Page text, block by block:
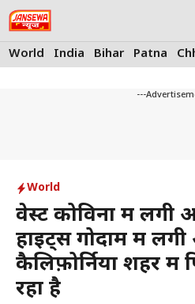
Skip
to
content
World India Bihar Patna
---
World
वेस्ट कोविना में लगी
हाइट्स गोदाम में
कैलिफ़ोर्निया शहर
रहा है